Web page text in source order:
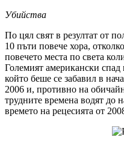
Убийства
По цял свят в резултат от
10 пъти повече хора,
повечето места по света
Големият американски спад
който беше се забавил в
2006 и, противно на
трудните времена водят до
времето на рецесията от